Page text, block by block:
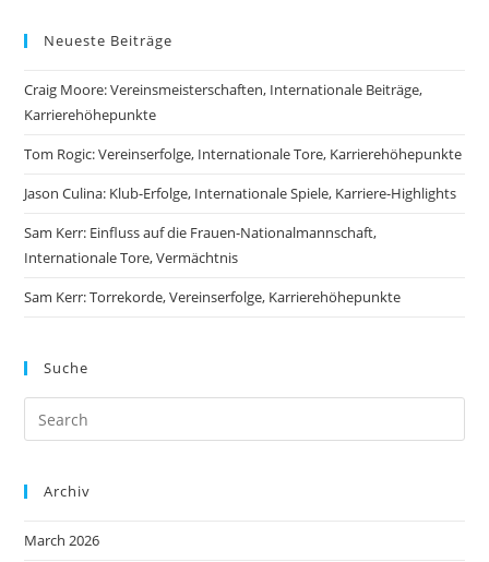
Neueste Beiträge
Craig Moore: Vereinsmeisterschaften, Internationale Beiträge,
Karrierehöhepunkte
Tom Rogic: Vereinserfolge, Internationale Tore, Karrierehöhepunkte
Jason Culina: Klub-Erfolge, Internationale Spiele, Karriere-Highlights
Sam Kerr: Einfluss auf die Frauen-Nationalmannschaft,
Internationale Tore, Vermächtnis
Sam Kerr: Torrekorde, Vereinserfolge, Karrierehöhepunkte
Suche
Archiv
March 2026